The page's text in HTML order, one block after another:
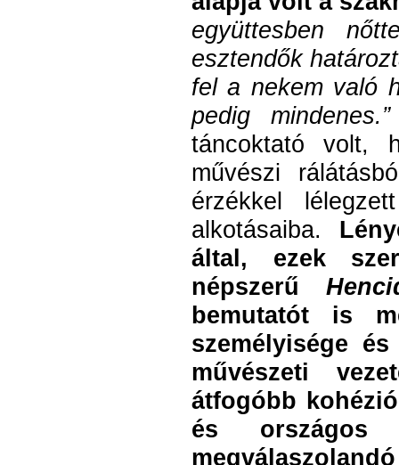
együttesben
esztendők
fel a nekem való
pedig mindenes.”
táncoktató volt,
művészi
érzékkel
alkotásaiba.
által, ezek
népszerű
bemutatót is
személyisége
művészeti
átfogóbb
és országos